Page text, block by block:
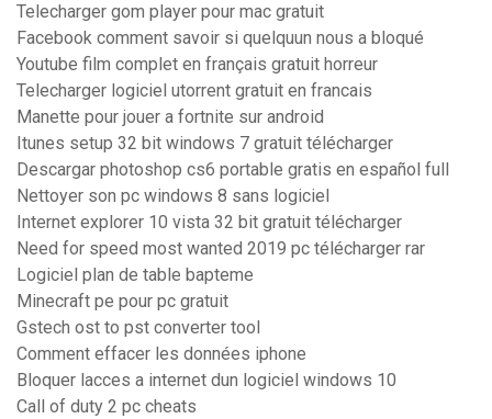
Telecharger gom player pour mac gratuit
Facebook comment savoir si quelquun nous a bloqué
Youtube film complet en français gratuit horreur
Telecharger logiciel utorrent gratuit en francais
Manette pour jouer a fortnite sur android
Itunes setup 32 bit windows 7 gratuit télécharger
Descargar photoshop cs6 portable gratis en español full
Nettoyer son pc windows 8 sans logiciel
Internet explorer 10 vista 32 bit gratuit télécharger
Need for speed most wanted 2019 pc télécharger rar
Logiciel plan de table bapteme
Minecraft pe pour pc gratuit
Gstech ost to pst converter tool
Comment effacer les données iphone
Bloquer lacces a internet dun logiciel windows 10
Call of duty 2 pc cheats